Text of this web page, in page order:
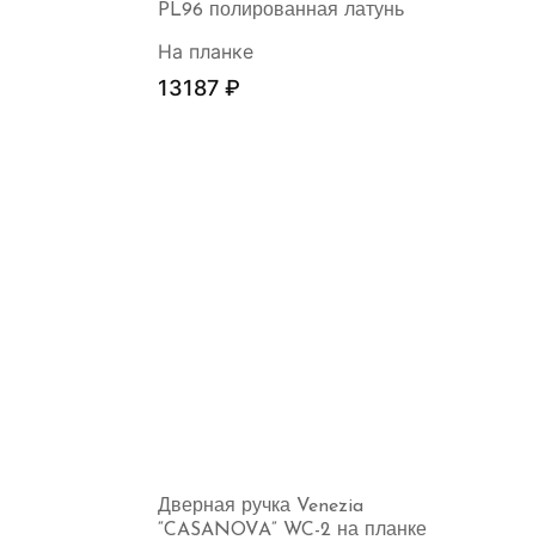
PL96 полированная латунь
На планке
13187 ₽
Дверная ручка Venezia
“CASANOVA” WC-2 на планке